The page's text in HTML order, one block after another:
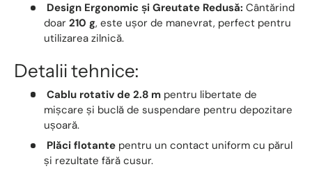
Design Ergonomic și Greutate Redusă: Cântărind
doar 210 g, este ușor de manevrat, perfect pentru
utilizarea zilnică.
Detalii tehnice:
Cablu rotativ de 2.8 mpentru libertate de
mișcare și buclă de suspendare pentru depozitare
ușoară.
Plăci flotantepentru un contact uniform cu părul
și rezultate fără cusur.